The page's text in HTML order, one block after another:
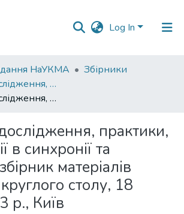
Log In
НаУКМА
Збірники
Культурні дослідження, практики, компетенції в синхронії та діахронії : збірник матеріалів наукового круглого столу, м. Київ, 18 квітня 2023 року
Культурні дослідження, практики, компетенції в синхронії та діахронії : збірник матеріалів наукового круглого столу, 18 квітня 2023 р., Київ
практики,
в синхронії та
матеріалів
столу, 18
р., Київ